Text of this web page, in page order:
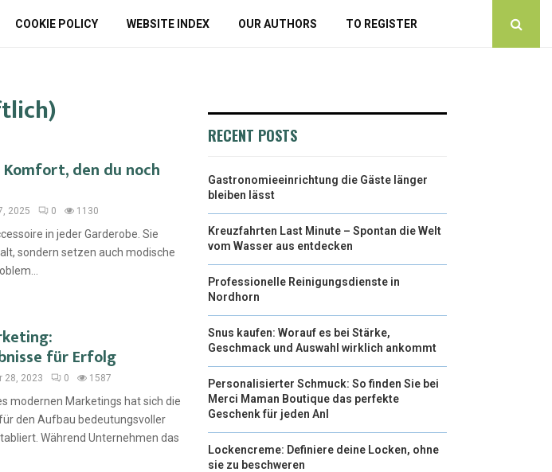
COOKIE POLICY WEBSITE INDEX OUR AUTHORS TO REGISTER
den du noch
2025 0 1130
in jeder Garderobe. Sie
sondern setzen auch modische
für Erfolg
28, 2023 0 1587
modernen Marketings hat sich die
den Aufbau bedeutungsvoller
Während Unternehmen das
RECENT POSTS
Gastronomieeinrichtung die Gäste länger
bleiben lässt
Kreuzfahrten Last Minute – Spontan die Welt
vom Wasser aus entdecken
Professionelle Reinigungsdienste in
Nordhorn
Snus kaufen: Worauf es bei Stärke,
Geschmack und Auswahl wirklich ankommt
Personalisierter Schmuck: So finden Sie bei
Merci Maman Boutique das perfekte
Geschenk für jeden Anl
Lockencreme: Definiere deine Locken, ohne
sie zu beschweren